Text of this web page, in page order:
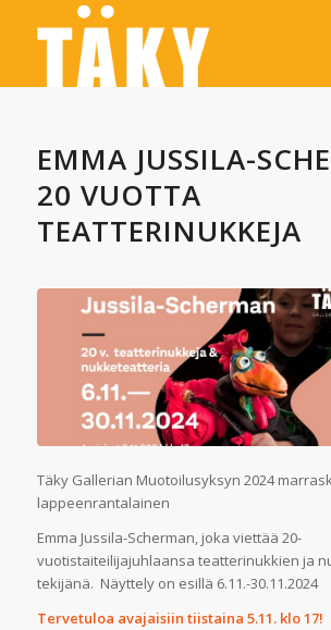
EMMA JUSSILA-
20 VUOTTA
TEATTERINUKKEJA
Täky Gallerian Muotoilusyksyn 2024
lappeenrantalainen
Emma Jussila-Scherman, joka viettää 20-
vuotistaiteilijajuhlaansa teatterinukkien ja
tekijänä. Näyttely on esillä 6.11.-30.11.2024
Tervetuloa avajaisiin tiistaina 5.11. klo 17!